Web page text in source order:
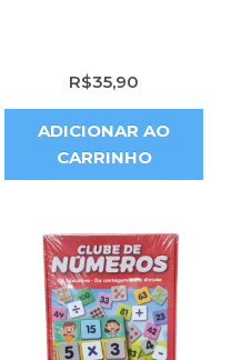
R$35,90
ADICIONAR AO
CARRINHO